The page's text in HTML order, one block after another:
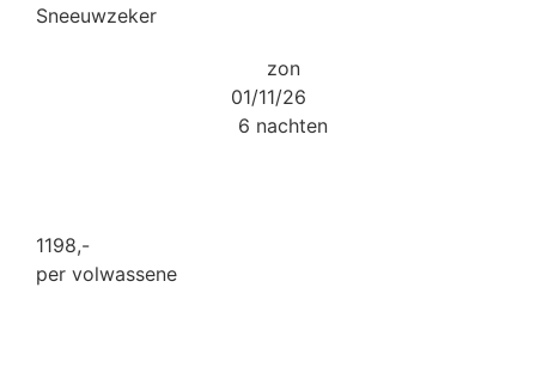
Sneeuwzeker
zon
01/11/26
6 nachten
1198,-
per volwassene